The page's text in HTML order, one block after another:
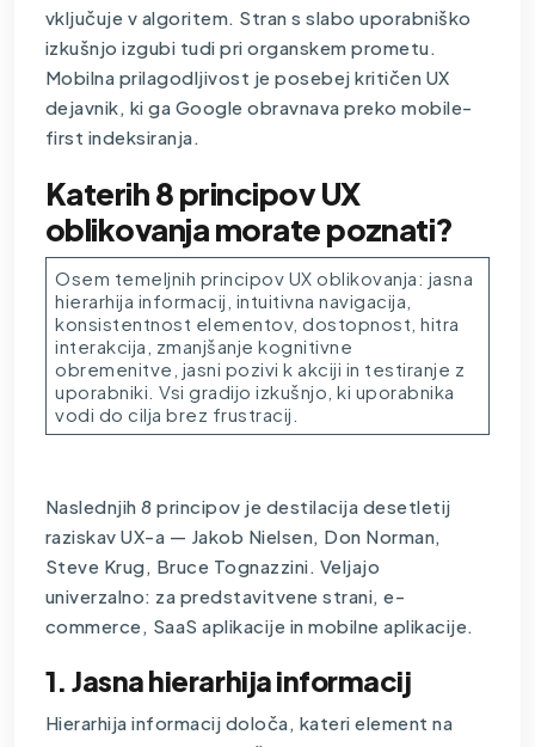
vključuje v algoritem. Stran s slabo uporabniško
izkušnjo izgubi tudi pri organskem prometu.
Mobilna prilagodljivost je posebej kritičen UX
dejavnik, ki ga Google obravnava preko mobile-
first indeksiranja.
Katerih 8 principov UX
oblikovanja morate poznati?
Osem temeljnih principov UX oblikovanja: jasna
hierarhija informacij, intuitivna navigacija,
konsistentnost elementov, dostopnost, hitra
interakcija, zmanjšanje kognitivne
obremenitve, jasni pozivi k akciji in testiranje z
uporabniki. Vsi gradijo izkušnjo, ki uporabnika
vodi do cilja brez frustracij.
Naslednjih 8 principov je destilacija desetletij
raziskav UX-a — Jakob Nielsen, Don Norman,
Steve Krug, Bruce Tognazzini. Veljajo
univerzalno: za predstavitvene strani, e-
commerce, SaaS aplikacije in mobilne aplikacije.
1. Jasna hierarhija informacij
Hierarhija informacij določa, kateri element na